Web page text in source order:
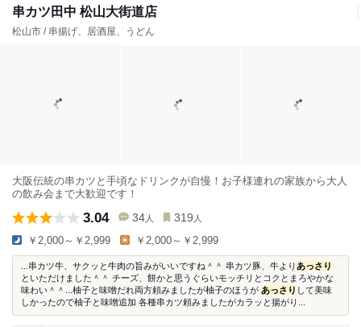
串カツ田中 松山大街道店
松山市 / 串揚げ、居酒屋、うどん
大阪伝統の串カツと手頃なドリンクが自慢！お子様連れの家族から大人
の飲み会まで大歓迎です！
3.04 34 人 319 人
￥2,000～￥2,999 ￥2,000～￥2,999
...串カツ牛、サクッと牛肉の旨みがいいですね＾＾ 串カツ豚、牛より あっさり
といただけました＾＾ チーズ、餅かと思うぐらいモッチリとコクとまろやかな
味わい＾＾...柚子と味噌だれ両方頼みましたが柚子のほうが あっさり して美味
しかったので柚子と味噌追加 各種串カツ頼みましたがカラッと揚がり...